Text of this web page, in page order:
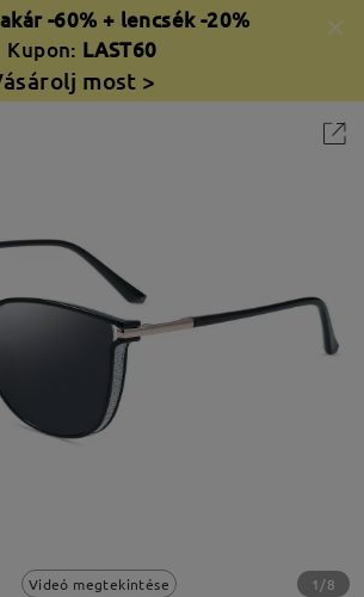
-60% + lencsék -20%
Kupon: LAST60
most >
Videó megtekintése 1/8